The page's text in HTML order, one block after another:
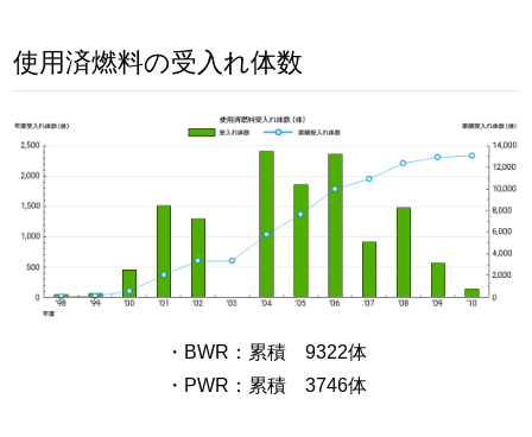
使用済燃料の受入れ体数
・BWR：累積 9322体
・PWR：累積 3746体